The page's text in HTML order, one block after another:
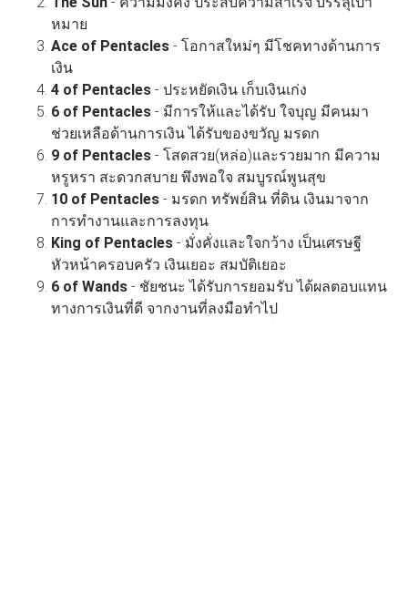
หมาย
Ace of Pentacles - โอกาสใหม่ๆ มีโชคทางด้านการ
เงิน
4 of Pentacles - ประหยัดเงิน เก็บเงินเก่ง
6 of Pentacles - มีการให้และได้รับ ใจบุญ มีคนมา
ช่วยเหลือด้านการเงิน ได้รับของขวัญ มรดก
9 of Pentacles - โสดสวย(หล่อ)และรวยมาก มีความ
หรูหรา สะดวกสบาย พึงพอใจ สมบูรณ์พูนสุข
10 of Pentacles - มรดก ทรัพย์สิน ที่ดิน เงินมาจาก
การทำงานและการลงทุน
King of Pentacles - มั่งคั่งและใจกว้าง เป็นเศรษฐี
หัวหน้าครอบครัว เงินเยอะ สมบัติเยอะ
6 of Wands - ชัยชนะ ได้รับการยอมรับ ได้ผลตอบแทน
ทางการเงินที่ดี จากงานที่ลงมือทำไป